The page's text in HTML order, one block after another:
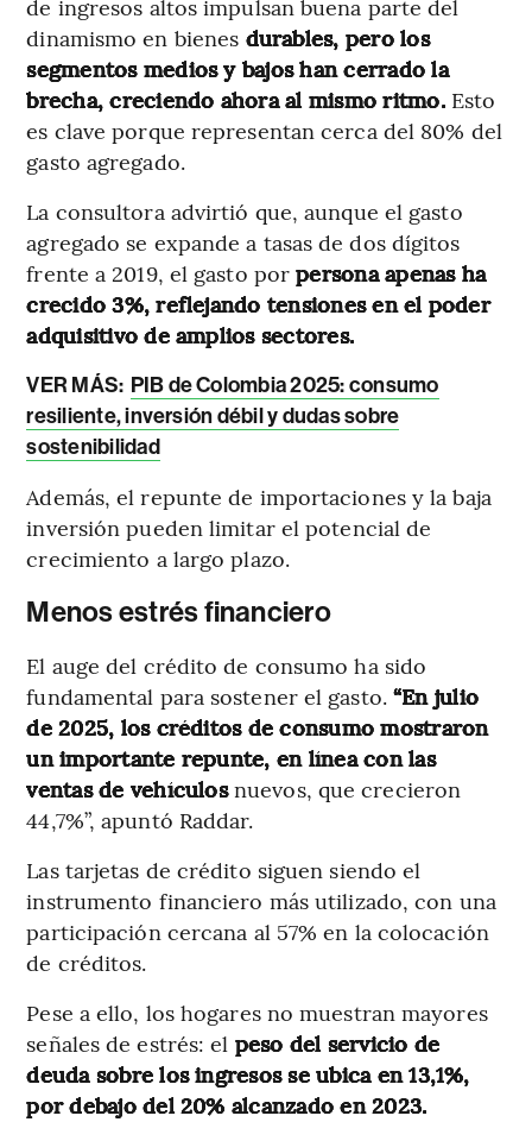
de ingresos altos impulsan buena parte del
dinamismo en bienes durables, pero los
segmentos medios y bajos han cerrado la
brecha, creciendo ahora al mismo ritmo.Esto
es clave porque representan cerca del 80% del
gasto agregado.
La consultora advirtió que, aunque el gasto
agregado se expande a tasas de dos dígitos
frente a 2019, el gasto porpersona apenas ha
crecido 3%, reflejando tensiones en el poder
adquisitivo de amplios sectores.
VER MÁS: PIB de Colombia 2025: consumo
resiliente, inversión débil y dudas sobre
sostenibilidad
Además, el repunte de importaciones y la baja
inversión pueden limitar el potencial de
crecimiento a largo plazo.
Menos estrés financiero
El auge del crédito de consumo ha sido
fundamental para sostener el gasto. “En julio
de 2025, los créditos de consumo mostraron
un importante repunte, en línea con las
ventas de vehículosnuevos, que crecieron
44,7%”, apuntó Raddar.
Las tarjetas de crédito siguen siendo el
instrumento financiero más utilizado, con una
participación cercana al 57% en la colocación
de créditos.
Pese a ello, los hogares no muestran mayores
señales de estrés: el peso del servicio de
deuda sobre los ingresos se ubica en 13,1%,
por debajo del 20% alcanzado en 2023.